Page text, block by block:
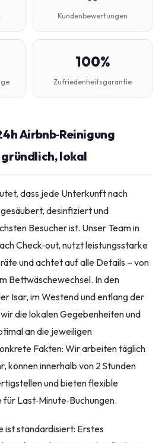
Kundenbewertungen
100%
Zufriedenheitsgarantie
Airbnb‑Reinigung
gründlich, lokal
dass jede Unterkunft nach
desinfiziert und
Besucher ist. Unser Team in
Check‑out, nutzt leistungsstarke
und achtet auf alle Details – von
Bettwäschewechsel. In den
Isar, im Westend und entlang der
die lokalen Gegebenheiten und
an die jeweiligen
Fakten: Wir arbeiten täglich
können innerhalb von 2 Stunden
und bieten flexible
Last‑Minute‑Buchungen.
ist standardisiert: Erstes